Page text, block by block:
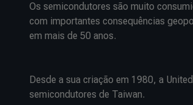
Os semicondutores são muito
com importantes consequências
em mais de 50 anos.
Desde a sua criação em 1980, a
semicondutores de Taiwan.